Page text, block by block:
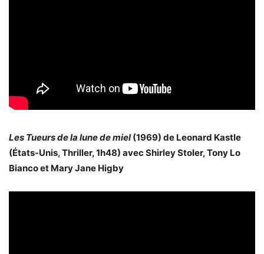
Les Tueurs de la lune de miel(1969) de Leonard Kastle
(États-Unis, Thriller, 1h48) avec Shirley Stoler, Tony Lo
Bianco et Mary Jane Higby